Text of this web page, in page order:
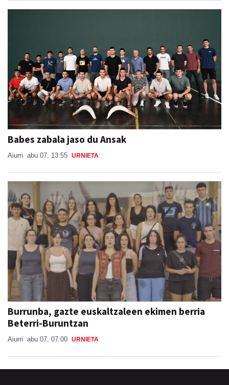
Babes zabala jaso du Ansak
Aiurri abu 07, 13:55 URNIETA
Burrunba, gazte euskaltzaleen ekimen berria
Beterri-Buruntzan
Aiurri abu 07, 07:00 URNIETA